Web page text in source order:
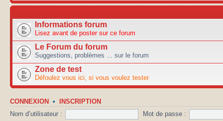
Informations forum
Lisez avant de poster sur ce forum
Le Forum du forum
Suggestions, problèmes ... sur le forum
Zone de test
Défoulez vous ici, si vous voulez tester
CONNEXION • INSCRIPTION
Nom d’utilisateur : Mot de passe :